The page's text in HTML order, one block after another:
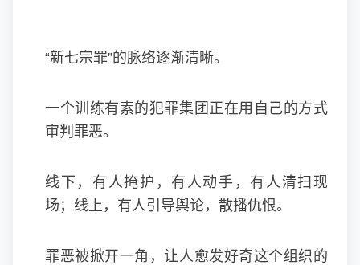
“新七宗罪”的脉络逐渐清晰。
一个训练有素的犯罪集团正在用自己的方式
审判罪恶。
线下，有人掩护，有人动手，有人清扫现
场；线上，有人引导舆论，散播仇恨。
罪恶被掀开一角，让人愈发好奇这个组织的